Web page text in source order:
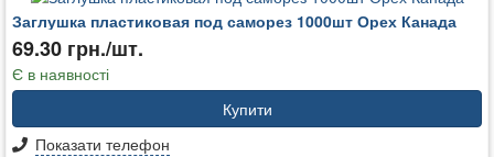
Заглушка пластиковая под саморез 1000шт Орех Канада
69.30 грн./шт.
Є в наявності
Купити
Показати телефон